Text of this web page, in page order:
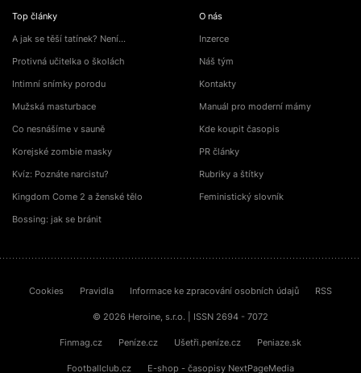
Top články
A jak se těší tatínek? Není…
Protivná učitelka o školách
Intimní snímky porodu
Mužská masturbace
Co nesnášíme v sauně
Korejské zombie masky
Kvíz: Poznáte narcistu?
Kingdom Come 2 a ženské tělo
Bossing: jak se bránit
O nás
Inzerce
Náš tým
Kontakty
Manuál pro moderní mámy
Kde koupit časopis
PR články
Rubriky a štítky
Feministický slovník
Cookies Pravidla Informace ke zpracování osobních údajů RSS
© 2026 Heroine, s.r.o. | ISSN 2694 - 7072
Finmag.cz Peníze.cz Ušetři.peníze.cz Peniaze.sk
Footballclub.cz E-shop - časopisy NextPageMedia